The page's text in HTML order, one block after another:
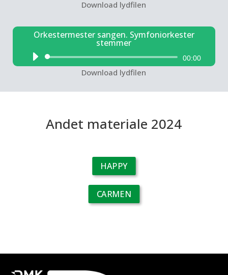
Download lydfilen
Orkestermester sangen. Symfoniorkester
stemmer
Lydafspiller 00:00
Download lydfilen
Andet materiale 2024
HAPPY
CARMEN